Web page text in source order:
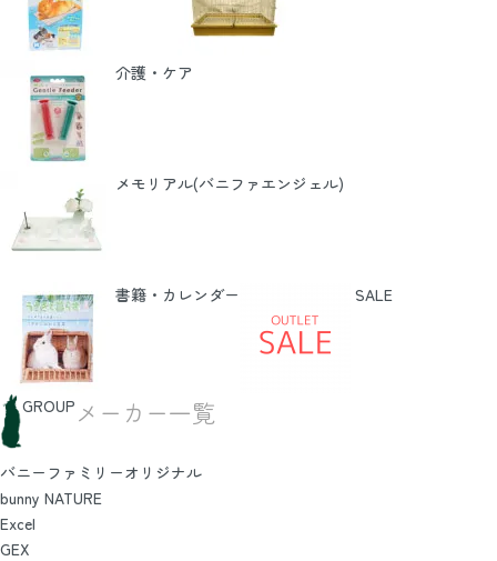
介護・ケア
メモリアル(バニファエンジェル)
書籍・カレンダー SALE
GROUP メーカー一覧
バニーファミリーオリジナル
bunny NATURE
Excel
GEX